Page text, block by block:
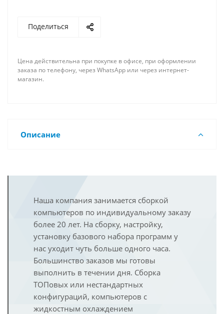
Поделиться
Цена действительна при покупке в офисе, при оформлении
заказа по телефону, через WhatsApp или через интернет-
магазин.
Описание
Наша компания занимается сборкой
компьютеров по индивидуальному заказу
более 20 лет. На сборку, настройку,
установку базового набора программ у
нас уходит чуть больше одного часа.
Большинство заказов мы готовы
выполнить в течении дня. Сборка
ТОПовых или нестандартных
конфигураций, компьютеров с
жидкостным охлаждением